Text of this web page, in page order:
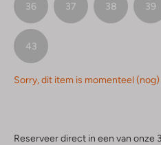
36 37 38 39
43
Sorry, dit item is momenteel
Reserveer direct in een van onze